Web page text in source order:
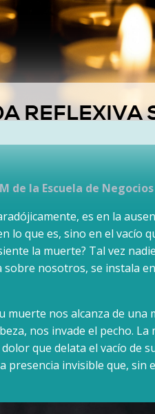
REFLEXIVA
de la Escuela de Negocios
es en la
lo que es, sino en el vacío
la muerte? Tal vez
nosotros, se instala
muerte nos alcanza de una
nos invade el pecho. La
que delata el vacío de
presencia invisible que, sin